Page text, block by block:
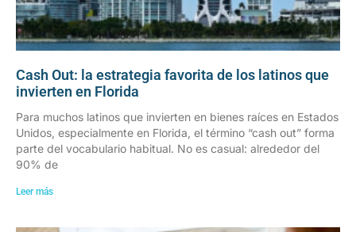
Cash Out: la estrategia favorita de los latinos que
invierten en Florida
Para muchos latinos que invierten en bienes raíces en Estados
Unidos, especialmente en Florida, el término “cash out” forma
parte del vocabulario habitual. No es casual: alrededor del
90% de
Leer más